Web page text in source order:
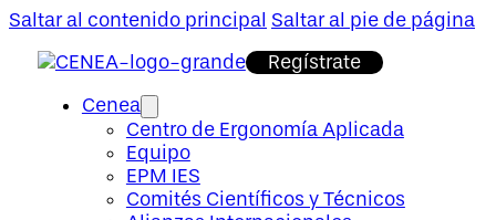
Saltar al contenido principal Saltar al pie de página
Regístrate
Cenea
Centro de Ergonomía Aplicada
Equipo
EPM IES
Comités Científicos y Técnicos